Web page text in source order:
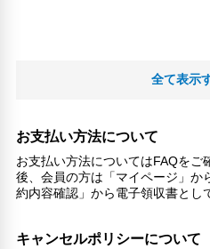
全て表示
お支払い方法について
お支払い方法についてはFAQをご
後、会員の方は「マイページ」か
約内容確認」から電子領収書とし
キャンセルポリシーについて